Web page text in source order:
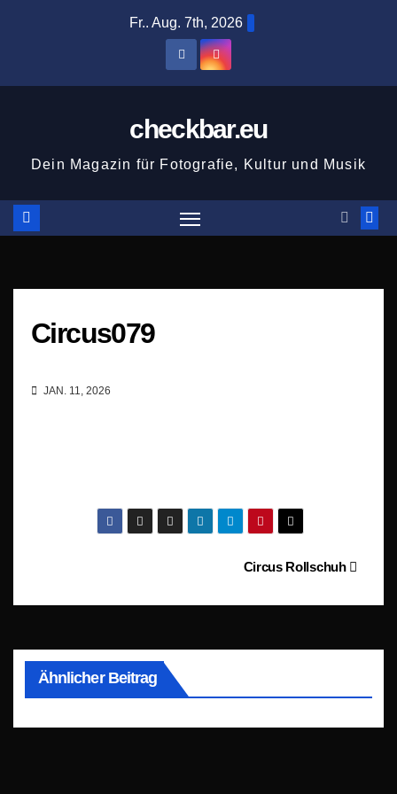
Fr.. Aug. 7th, 2026
checkbar.eu
Dein Magazin für Fotografie, Kultur und Musik
Circus079
JAN. 11, 2026
BeitragsnavigationCircus Rollschuh
Ähnlicher Beitrag